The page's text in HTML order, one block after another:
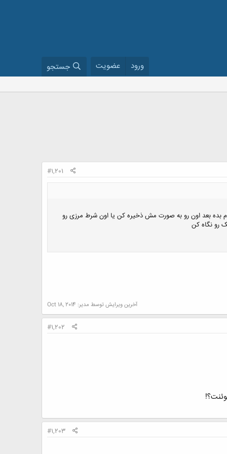
ورود عضویت جستجو
#1,201
بده بعد اون رو به صورت مش ذخیره کن یا اون شرط مرزی رو
رو نگاه کن
آخرین ویرایش توسط مدیر: Oct 18, 2014
#1,202
#1,203